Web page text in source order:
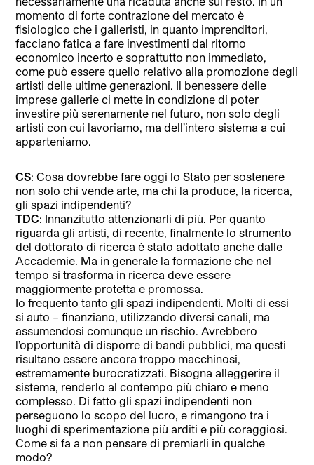
momento di forte contrazione del mercato è
fisiologico che i galleristi, in quanto imprenditori,
facciano fatica a fare investimenti dal ritorno
economico incerto e soprattutto non immediato,
come può essere quello relativo alla promozione degli
artisti delle ultime generazioni. Il benessere delle
imprese gallerie ci mette in condizione di poter
investire più serenamente nel futuro, non solo degli
artisti con cui lavoriamo, ma dell’intero sistema a cui
apparteniamo.
CS: Cosa dovrebbe fare oggi lo Stato per sostenere
non solo chi vende arte, ma chi la produce, la ricerca,
gli spazi indipendenti?
TDC: Innanzitutto attenzionarli di più. Per quanto
riguarda gli artisti, di recente, finalmente lo strumento
del dottorato di ricerca è stato adottato anche dalle
Accademie. Ma in generale la formazione che nel
tempo si trasforma in ricerca deve essere
maggiormente protetta e promossa.
Io frequento tanto gli spazi indipendenti. Molti di essi
si auto – finanziano, utilizzando diversi canali, ma
assumendosi comunque un rischio. Avrebbero
l’opportunità di disporre di bandi pubblici, ma questi
risultano essere ancora troppo macchinosi,
estremamente burocratizzati. Bisogna alleggerire il
sistema, renderlo al contempo più chiaro e meno
complesso. Di fatto gli spazi indipendenti non
perseguono lo scopo del lucro, e rimangono tra i
luoghi di sperimentazione più arditi e più coraggiosi.
Come si fa a non pensare di premiarli in qualche
modo?